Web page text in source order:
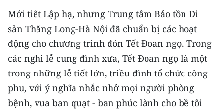
Video
Media Chính trị
Media Kinh tế
Media Văn hóa
Media Xã hội
Mới tiết Lập hạ, nhưng Trung tâm Bảo tồn Di
sản Thăng Long-Hà Nội đã chuẩn bị các hoạt
động cho chương trình đón Tết Đoan ngọ. Trong
các nghi lễ cung đình xưa, Tết Đoan ngọ là một
trong những lễ tiết lớn, triều đình tổ chức công
phu, với ý nghĩa nhắc nhở mọi người phòng
bệnh, vua ban quạt - ban phúc lành cho bề tôi